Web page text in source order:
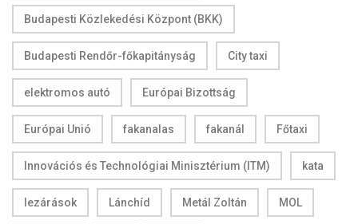
Budapesti Közlekedési Központ (BKK)
Budapesti Rendőr-főkapitányság City taxi
elektromos autó Európai Bizottság
Európai Unió fakanalas fakanál Főtaxi
Innovációs és Technológiai Minisztérium (ITM) kata
lezárások Lánchíd Metál Zoltán MOL